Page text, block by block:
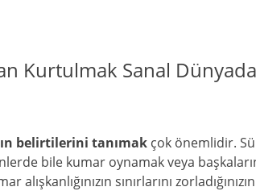
Kurtulmak Sanal
belirtilerini tanımak çok önemlidir.
bile kumar oynamak veya
sınırlarını